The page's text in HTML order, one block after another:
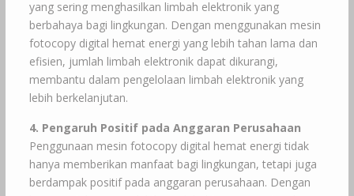
yang sering menghasilkan limbah elektronik yang
berbahaya bagi lingkungan. Dengan menggunakan mesin
fotocopy digital hemat energi yang lebih tahan lama dan
efisien, jumlah limbah elektronik dapat dikurangi,
membantu dalam pengelolaan limbah elektronik yang
lebih berkelanjutan.
4. Pengaruh Positif pada Anggaran Perusahaan
Penggunaan mesin fotocopy digital hemat energi tidak
hanya memberikan manfaat bagi lingkungan, tetapi juga
berdampak positif pada anggaran perusahaan. Dengan